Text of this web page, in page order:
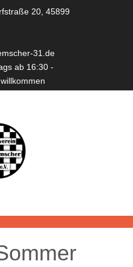
20, 45899
31.de
ab 16:30 -